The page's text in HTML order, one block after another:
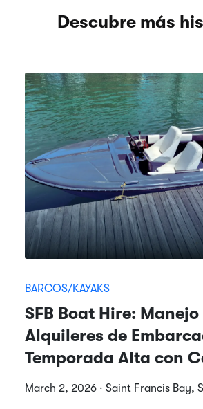
Descubre más
BARCOS/KAYAKS
SFB Boat Hire: Manejo
Alquileres de
Temporada Alta con
March 2, 2026 · Saint Francis Bay,